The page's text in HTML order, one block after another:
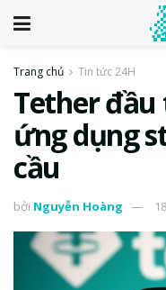
Trang chủ Tin tức 24H
Tether đầu
ứng dụng
cầu
bởi Nguyễn Hoàng